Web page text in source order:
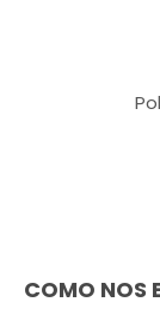
COMO NOS